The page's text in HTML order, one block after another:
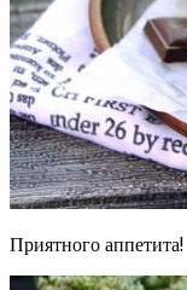
Приятного аппетита!